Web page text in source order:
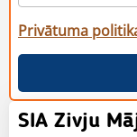
Privātuma
SIA Zivju